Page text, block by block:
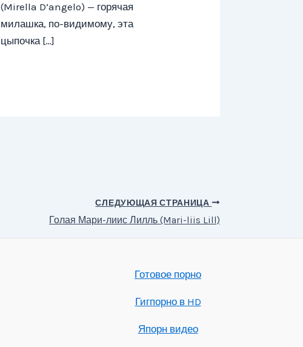
(Mirella D’angelo) — горячая
милашка, по-видимому, эта
цыпочка […]
СЛЕДУЮЩАЯ СТРАНИЦА
Голая Мари-лиис Лилль (Mari-liis Lill)
Готовое порно
Гигпорно в HD
Япорн видео